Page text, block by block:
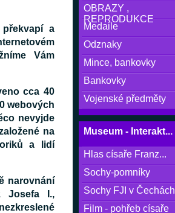
a
Vám
cca 40
webových
nevyjde
na
a lidí
narovnání
Josefa I.,
OBRAZY ,
REPRODUKCE
Medaile
Odznaky
Mince, bankovky
Bankovky
Vojenské předměty
Museum - Interakt...
Hlas císaře Franz...
Sochy-pomníky
Sochy FJI v Čechách
Film - pohřeb císaře